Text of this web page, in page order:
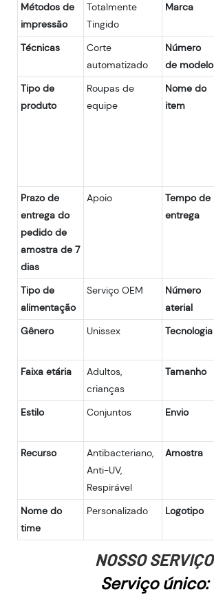
Métodos de
impressão
Totalmente
Tingido
Marca
Técnicas
Corte
automatizado
Número
de modelo
Tipo de
produto
Roupas de
equipe
Nome do
item
Prazo de
entrega do
pedido de
amostra de 7
dias
Apoio
Tempo de
entrega
Tipo de
alimentação
Serviço OEM
Número
aterial
Gênero
Unissex Tecnologia
Faixa etária
Adultos,
crianças
Tamanho
Estilo Conjuntos Envio
Recurso
Antibacteriano,
Anti-UV,
Respirável
Amostra
Nome do
time
Personalizado Logotipo
NOSSO SERVIÇO
Serviço único: